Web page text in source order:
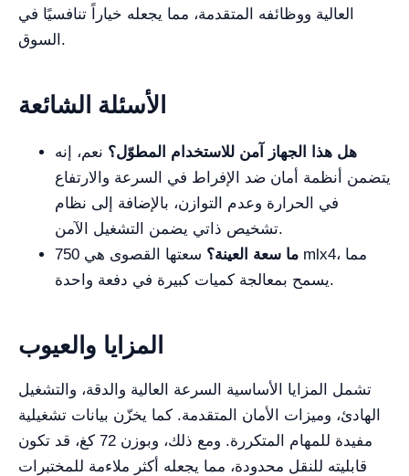
العالية ووظائفه المتقدمة، مما يجعله خياراً تنافسيًا في
السوق.
الأسئلة الشائعة
هل هذا الجهاز آمن للاستخدام المطوّل؟ نعم، إنه
يتضمن أنظمة أمان ضد الإفراط في السرعة والارتفاع
في الحرارة وعدم التوازن، بالإضافة إلى نظام
تشخيص ذاتي يضمن التشغيل الآمن.
ما سعة العينة؟
سعتها القصوى هي 750 mlx4، مما
يسمح بمعالجة كميات كبيرة في دفعة واحدة.
المزايا والعيوب
تشمل المزايا الأساسية السرعة العالية والدقة، والتشغيل
الهادئ، وميزات الأمان المتقدمة. كما يخزّن بيانات تشغيلية
مفيدة للمهام المتكررة. ومع ذلك، وبوزن 72 كغ، قد تكون
قابليته للنقل محدودة، مما يجعله أكثر ملاءمة للمختبرات